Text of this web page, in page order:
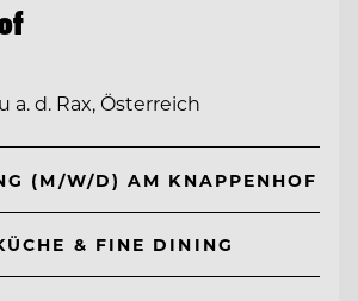
a. d. Rax, Österreich
(M/W/D) AM KNAPPENHOF
& FINE DINING